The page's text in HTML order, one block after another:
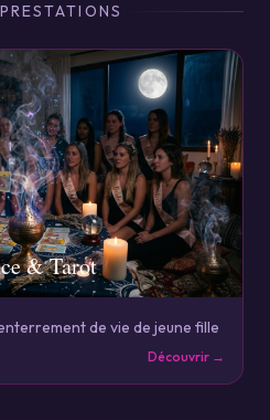
& Tarot
de vie de jeune fille
Découvrir →